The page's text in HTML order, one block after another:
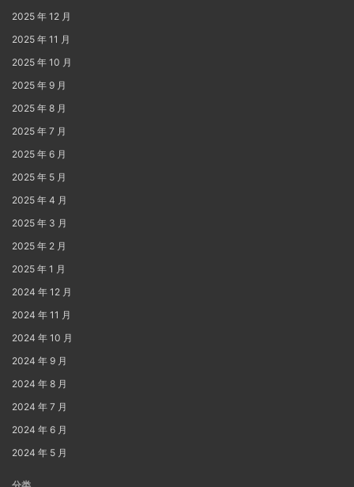
2025 年 12 月
2025 年 11 月
2025 年 10 月
2025 年 9 月
2025 年 8 月
2025 年 7 月
2025 年 6 月
2025 年 5 月
2025 年 4 月
2025 年 3 月
2025 年 2 月
2025 年 1 月
2024 年 12 月
2024 年 11 月
2024 年 10 月
2024 年 9 月
2024 年 8 月
2024 年 7 月
2024 年 6 月
2024 年 5 月